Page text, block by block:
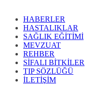
HABERLER
HASTALIKLAR
SAĞLIK EĞİTİMİ
MEVZUAT
REHBER
SİFALI BİTKİLER
TIP SÖZLÜĞÜ
İLETİŞİM